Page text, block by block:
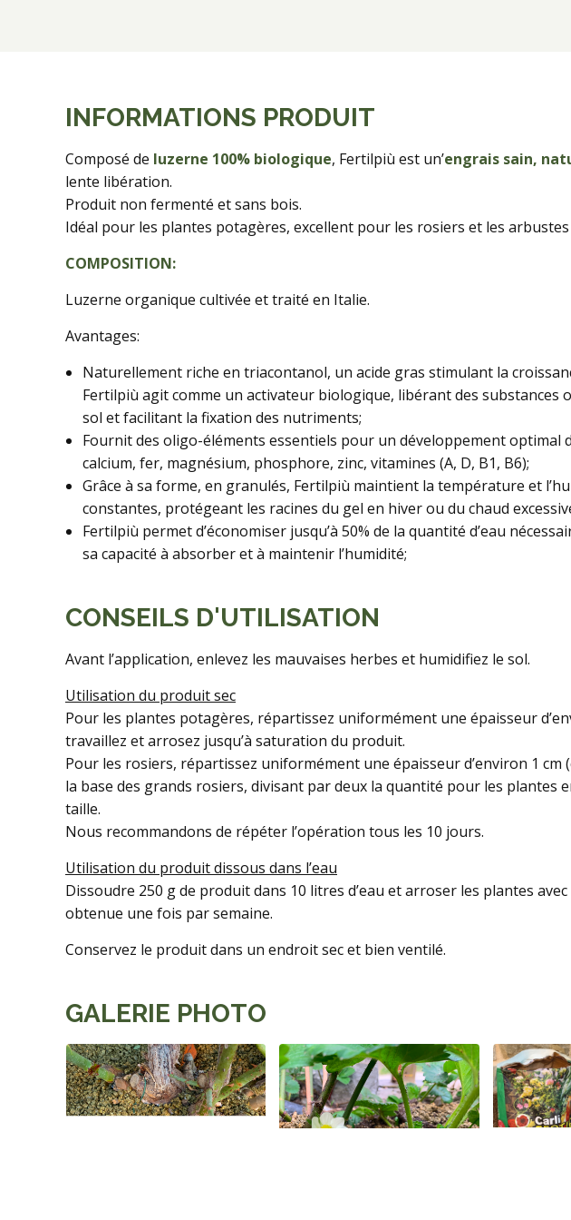
INFORMATIONS PRODUIT
Composé de luzerne 100% biologique, Fertilpiù est un’engrais sain,
lente libération.
Produit non fermenté et sans bois.
Idéal pour les plantes potagères, excellent pour les rosiers et les
COMPOSITION:
Luzerne organique cultivée et traité en Italie.
Avantages:
Naturellement riche en triacontanol, un acide gras stimulant la
Fertilpiù agit comme un activateur biologique, libérant des substances
sol et facilitant la fixation des nutriments;
Fournit des oligo-éléments essentiels pour un développement optimal
calcium, fer, magnésium, phosphore, zinc, vitamines (A, D, B1, B6);
Grâce à sa forme, en granulés, Fertilpiù maintient la température et
constantes, protégeant les racines du gel en hiver ou du chaud
Fertilpiù permet d’économiser jusqu’à 50% de la quantité d’eau
sa capacité à absorber et à maintenir l’humidité;
CONSEILS D'UTILISATION
Avant l’application, enlevez les mauvaises herbes et humidifiez le sol.
Utilisation du produit sec
Pour les plantes potagères, répartissez uniformément une épaisseur
travaillez et arrosez jusqu’à saturation du produit.
Pour les rosiers, répartissez uniformément une épaisseur d’environ 1 cm
la base des grands rosiers, divisant par deux la quantité pour les plantes
taille.
Nous recommandons de répéter l’opération tous les 10 jours.
Utilisation du produit dissous dans l’eau
Dissoudre 250 g de produit dans 10 litres d’eau et arroser les plantes
obtenue une fois par semaine.
Conservez le produit dans un endroit sec et bien ventilé.
GALERIE PHOTO